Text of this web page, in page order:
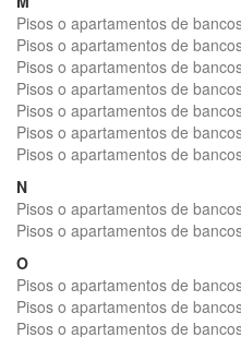
Pisos o apartamentos de
Pisos o apartamentos de
Pisos o apartamentos de
Pisos o apartamentos de
Pisos o apartamentos de
Pisos o apartamentos de
Pisos o apartamentos de
N
Pisos o apartamentos de
Pisos o apartamentos de
O
Pisos o apartamentos de
Pisos o apartamentos de
Pisos o apartamentos de